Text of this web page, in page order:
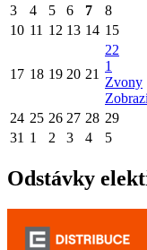
3
4 5 6 7 8
10 11 12 13 14 15
17 18 19 20 21
22
1
Zvony
24 25 26 27 28 29
31 1 2 3 4 5
Odstávky